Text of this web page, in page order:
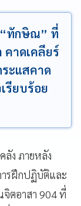
“ทักษิณ” ที่
คาดเคลียร์
ะแสคาด
รียบร้อย
ลัง ภายหลัง
ารฝึกปฏิบัติและ
จิตอาสา 904 ที่